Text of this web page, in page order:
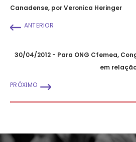
Canadense, por Veronica Heringer
ANTERIOR
30/04/2012 - Para ONG Cfemea,
em
PRÓXIMO